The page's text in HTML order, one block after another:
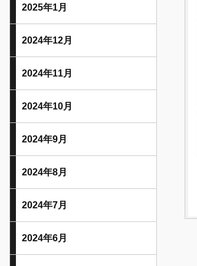
2025年1月
2024年12月
2024年11月
2024年10月
2024年9月
2024年8月
2024年7月
2024年6月